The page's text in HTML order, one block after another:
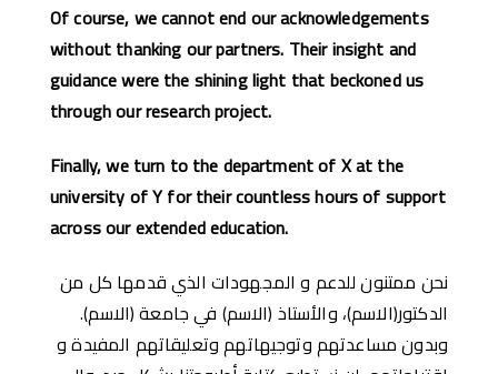
Of course, we cannot end our acknowledgements
without thanking our partners. Their insight and
guidance were the shining light that beckoned us
through our research project.
Finally, we turn to the department of X at the
university of Y for their countless hours of support
across our extended education.
نحن ممتنون للدعم و المجهودات الذي قدمها كل من
الدكتور(الاسم)، والأستاذ (الاسم) في جامعة (الاسم).
وبدون مساعدتهم وتوجيهاتهم وتعليقاتهم المفيدة و